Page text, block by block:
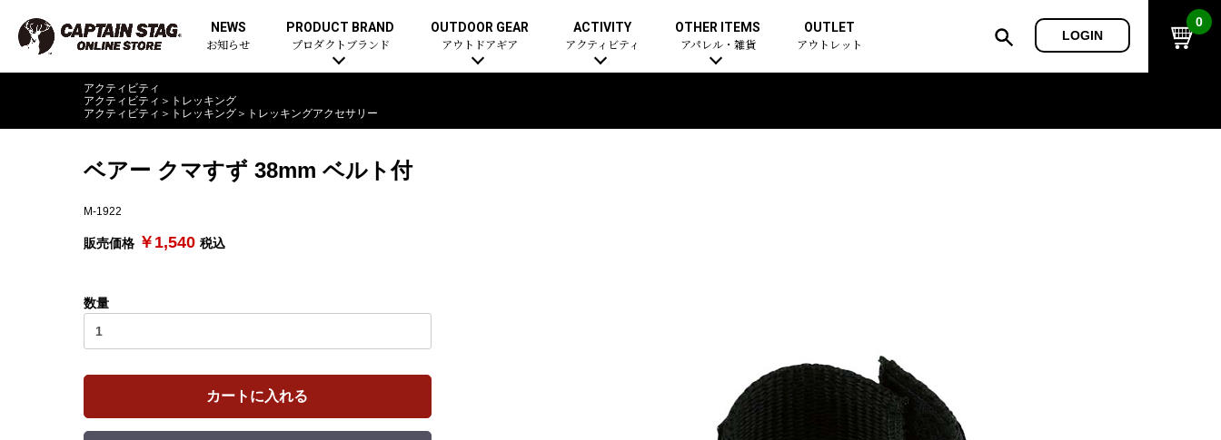
NEWS
お知らせ
PRODUCT BRAND
プロダクトブランド
OUTDOOR GEAR
アウトドアギア
ACTIVITY
アクティビティ
OTHER ITEMS
アパレル・雑貨
OUTLET
アウトレット
LOGIN
0
アクティビティ
アクティビティ ＞ トレッキング
アクティビティ ＞ トレッキング ＞ トレッキングアクセサリー
ベアー クマすず 38mm ベルト付
M-1922
販売価格 ￥1,540 税込
数量
カートに入れる